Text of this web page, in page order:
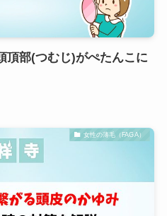
頂部(つむじ)がぺたんこに
女性の薄毛（FAGA）